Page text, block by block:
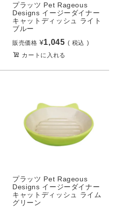
プラッツ Pet Rageous
Designs イージーダイナー
キャットディッシュ ライト
ブルー
販売価格 ¥1,045
税込
カートに入れる
プラッツ Pet Rageous
Designs イージーダイナー
キャットディッシュ ライム
グリーン